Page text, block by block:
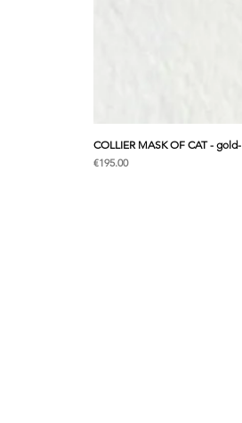
COLLIER MASK OF CAT - gold-
価格
€195.00